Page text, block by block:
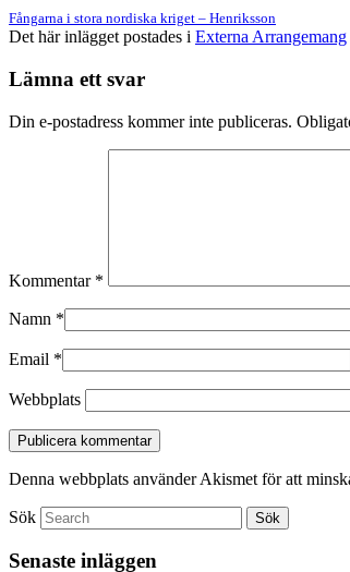
Fångarna i stora nordiska kriget – Henriksson
Det här inlägget postades i Externa Arrangemang
Lämna ett svar
Din e-postadress kommer inte publiceras.
Kommentar *
Namn *
Email *
Webbplats
Denna webbplats använder Akismet för att
Sök
Senaste inläggen